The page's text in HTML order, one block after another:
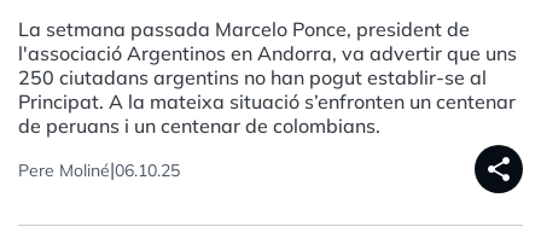
La setmana passada Marcelo Ponce, president de
l'associació Argentinos en Andorra, va advertir que uns
250 ciutadans argentins no han pogut establir-se al
Principat. A la mateixa situació s’enfronten un centenar
de peruans i un centenar de colombians.
Pere Moliné|06.10.25 share